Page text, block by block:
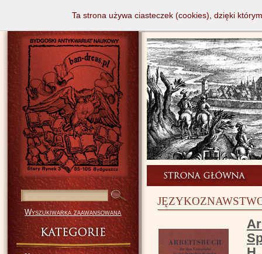
Wyszukiwarka zaawansowana
Ta strona używa ciasteczek (cookies), dzięki